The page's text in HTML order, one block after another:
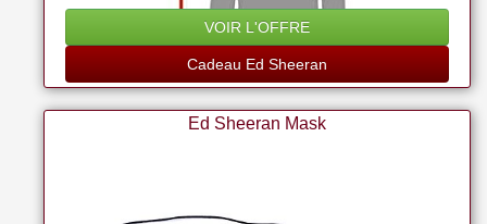
VOIR L'OFFRE
Cadeau Ed Sheeran
Ed Sheeran Mask